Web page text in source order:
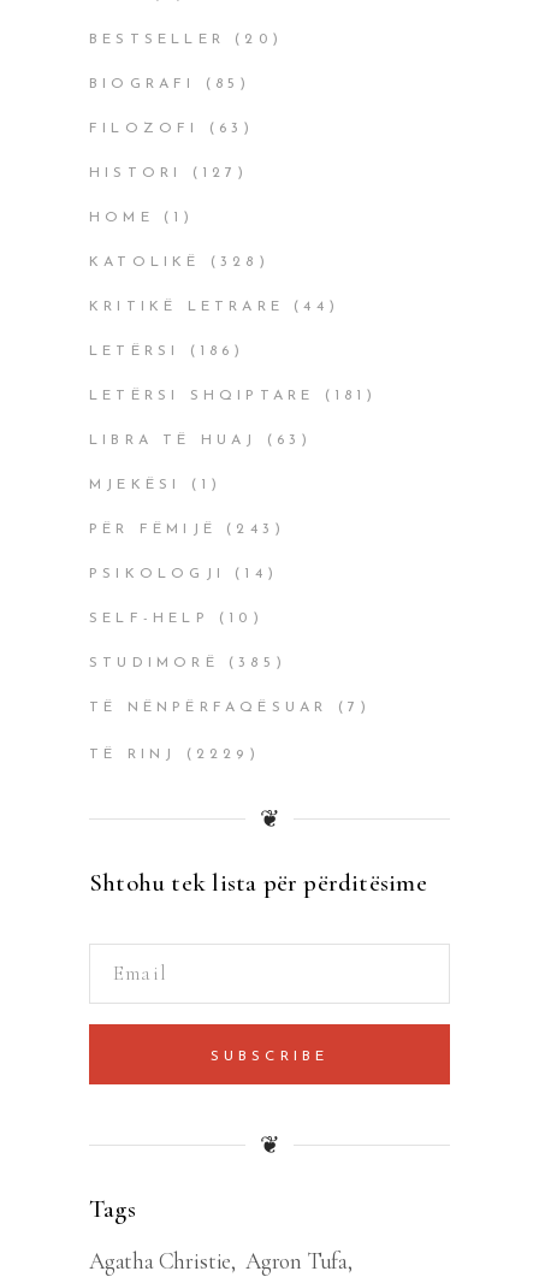
BESTSELLER (20)
BIOGRAFI (85)
FILOZOFI (63)
HISTORI (127)
HOME (1)
KATOLIKË (328)
KRITIKË LETRARE (44)
LETËRSI (186)
LETËRSI SHQIPTARE (181)
LIBRA TË HUAJ (63)
MJEKËSI (1)
PËR FËMIJË (243)
PSIKOLOGJI (14)
SELF-HELP (10)
STUDIMORË (385)
TË NËNPËRFAQËSUAR (7)
TË RINJ (2229)
❦
Shtohu tek lista për përditësime
SUBSCRIBE
❦
Tags
Agatha Christie Agron Tufa